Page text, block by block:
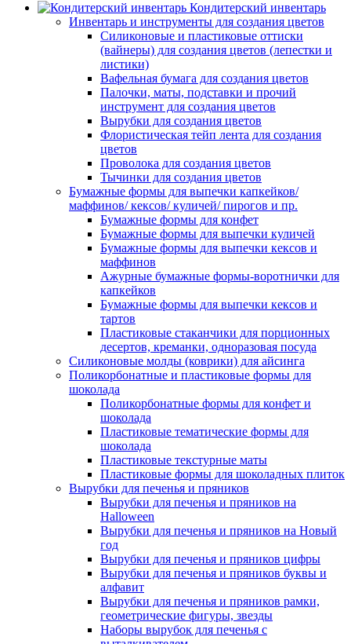
Кондитерский инвентарь
Инвентарь и инструменты для создания цветов
Силиконовые и пластиковые оттиски
(вайнеры) для создания цветов (лепестки и
листики)
Вафельная бумага для создания цветов
Палочки, маты, подставки и прочий
инструмент для создания цветов
Вырубки для создания цветов
Флористическая тейп лента для создания
цветов
Проволока для создания цветов
Тычинки для создания цветов
Бумажные формы для выпечки капкейков/
маффинов/ кексов/ куличей/ пирогов и пр.
Бумажные формы для конфет
Бумажные формы для выпечки куличей
Бумажные формы для выпечки кексов и
маффинов
Ажурные бумажные формы-воротнички для
капкейков
Бумажные формы для выпечки кексов и
тартов
Пластиковые стаканчики для порционных
десертов, креманки, одноразовая посуда
Силиконовые молды (коврики) для айсинга
Поликорбонатные и пластиковые формы для
шоколада
Поликорбонатные формы для конфет и
шоколада
Пластиковые тематические формы для
шоколада
Пластиковые текстурные маты
Пластиковые формы для шоколадных плиток
Вырубки для печенья и пряников
Вырубки для печенья и пряников на
Halloween
Вырубки для печенья и пряников на Новый
год
Вырубки для печенья и пряников цифры
Вырубки для печенья и пряников буквы и
алфавит
Вырубки для печенья и пряников рамки,
геометрические фигуры, звезды
Наборы вырубок для печенья с